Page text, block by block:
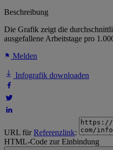
Beschreibung
Die Grafik zeigt die
ausgefallene Arbeitstage pro
Melden
Infografik downloaden
URL fürReferenzlink:
HTML-Code zur Einbindung